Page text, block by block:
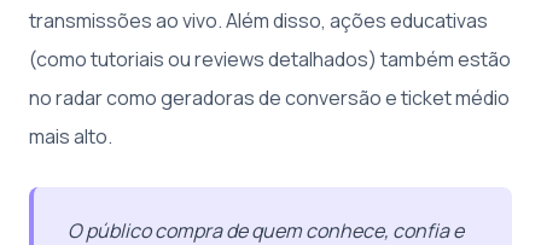
transmissões ao vivo. Além disso, ações educativas
(como tutoriais ou reviews detalhados) também estão
no radar como geradoras de conversão e ticket médio
mais alto.
O público compra de quem conhece, confia e